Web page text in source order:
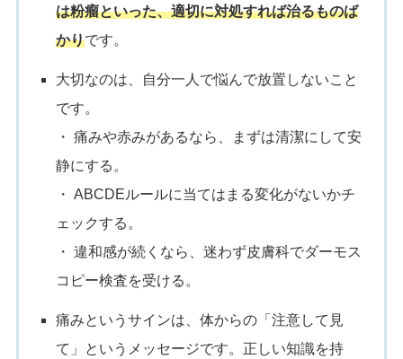
は粉瘤といった、適切に対処すれば治るものば
かりです。
大切なのは、自分一人で悩んで放置しないこと
です。
・ 痛みや赤みがあるなら、まずは清潔にして安
静にする。
・ ABCDEルールに当てはまる変化がないかチ
ェックする。
・ 違和感が続くなら、迷わず皮膚科でダーモス
コピー検査を受ける。
痛みというサインは、体からの「注意して見
て」というメッセージです。正しい知識を持